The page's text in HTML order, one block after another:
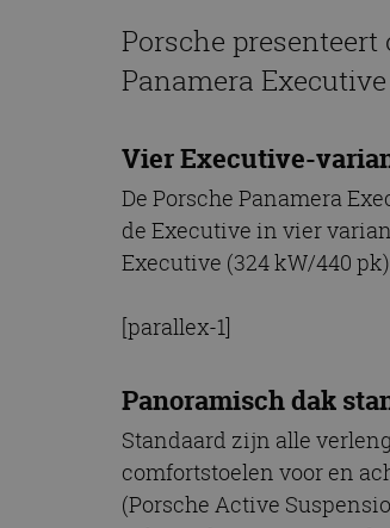
Porsche
Panamera
Vier Executive-
De Porsche Panamera
de Executive in vier
Executive (324 kW/440
[parallex-1]
Panoramisch dak
Standaard zijn alle
comfortstoelen voor en
(Porsche Active